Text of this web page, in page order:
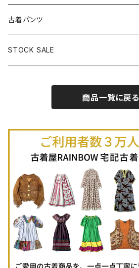
古着オールインワン
古着オーバーオール
古着半袖プルオーバー
古着長袖Ｔシャツ
古着半袖Ｔシャツ
古着ベスト
古着キャミソール
古着ポロシャツ
古着長袖ポロシャツ
古着スウェット
古着パーカー
古着タンクトップ
古着半袖ニット
古着ニットアウター
古着ライトコート
古着ヘビージャケット
古着羽織り
古着ロング丈スカート (丈76cm-)
古着膝丈スカート (丈56-75cm)
古着ミニ丈スカート (丈56-75cm)
古着パンツ
古着ロング丈パンツ
STOCK SALE
Autumn / Winter
商品一覧に戻る